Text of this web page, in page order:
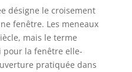
désigne le croisement
fenêtre. Les meneaux
mais le terme
pour la fenêtre elle-
pratiquée dans